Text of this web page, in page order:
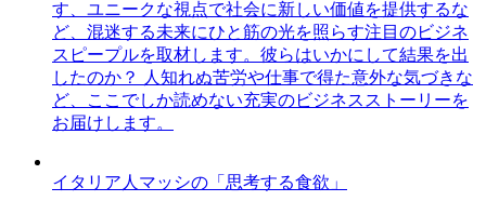
す、ユニークな視点で社会に新しい価値を提供するな
ど、混迷する未来にひと筋の光を照らす注目のビジネ
スピープルを取材します。彼らはいかにして結果を出
したのか？ 人知れぬ苦労や仕事で得た意外な気づきな
ど、ここでしか読めない充実のビジネスストーリーを
お届けします。
イタリア人マッシの「思考する食欲」